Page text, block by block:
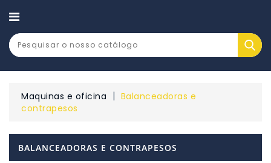
CATEGORY
Maquinas e oficina
Balanceadoras e
contrapesos
BALANCEADORAS E CONTRAPESOS